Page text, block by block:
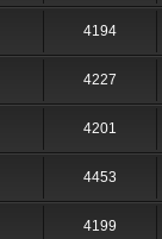
4194
4227
4201
4453
4199